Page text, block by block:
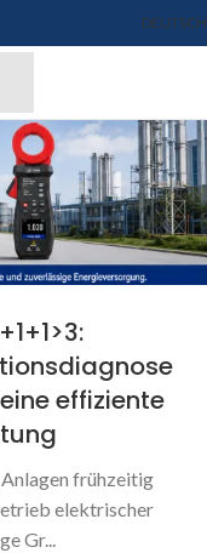
DEUTSCH
effiziente
frühzeitig
elektrischer
Gr...